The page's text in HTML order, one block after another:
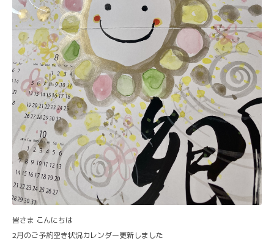
皆さま こんにちは
2月のご予約空き状況カレンダー更新しました